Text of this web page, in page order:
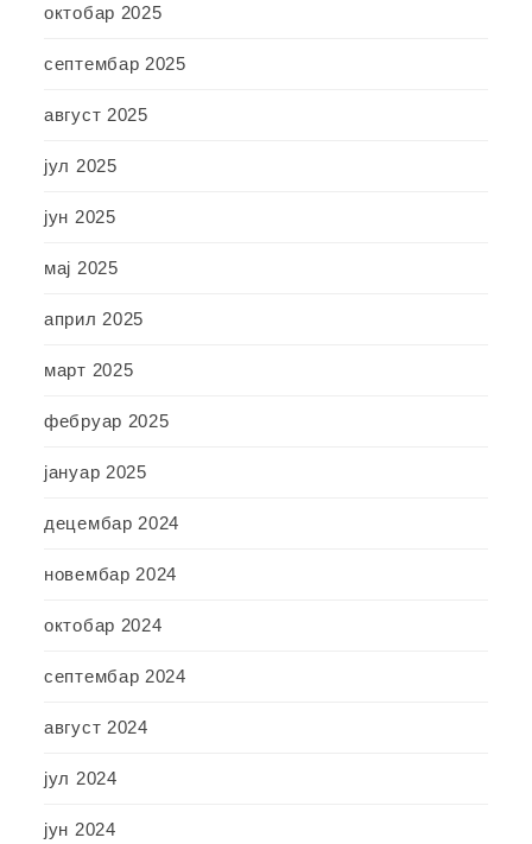
октобар 2025
септембар 2025
август 2025
јул 2025
јун 2025
мај 2025
април 2025
март 2025
фебруар 2025
јануар 2025
децембар 2024
новембар 2024
октобар 2024
септембар 2024
август 2024
јул 2024
јун 2024